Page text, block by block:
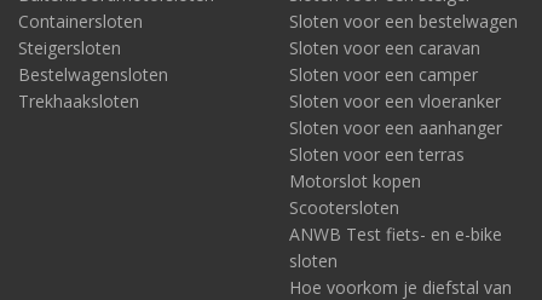
Containersloten
Steigersloten
Bestelwagensloten
Trekhaaksloten
Sloten voor een bestelwagen
Sloten voor een caravan
Sloten voor een camper
Sloten voor een vloeranker
Sloten voor een aanhanger
Sloten voor een terras
Motorslot kopen
Scootersloten
ANWB Test fiets- en e-bike
sloten
Hoe voorkom je diefstal van